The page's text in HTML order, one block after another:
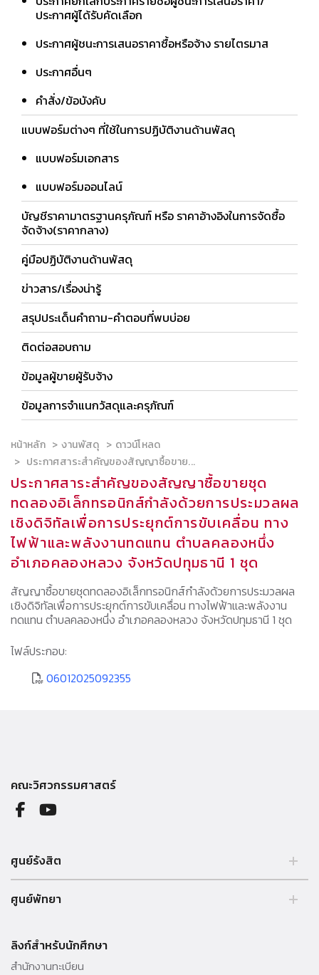
ประกาศผู้ได้รับคัดเลือก
ประกาศผู้ชนะการเสนอราคาซื้อหรือจ้าง รายไตรมาส
ประกาศอื่นๆ
คำสั่ง/ข้อบังคับ
แบบฟอร์มต่างๆ ที่ใช้ในการปฏิบัติงานด้านพัสดุ
แบบฟอร์มเอกสาร
แบบฟอร์มออนไลน์
บัญชีราคามาตรฐานครุภัณฑ์ หรือ ราคาอ้างอิงในการจัดซื้อ
จัดจ้าง(ราคากลาง)
คู่มือปฏิบัติงานด้านพัสดุ
ข่าวสาร/เรื่องน่ารู้
สรุปประเด็นคำถาม-คำตอบที่พบบ่อย
ติดต่อสอบถาม
ข้อมูลผู้ขายผู้รับจ้าง
ข้อมูลการจำแนกวัสดุและครุภัณฑ์
หน้าหลัก งานพัสดุ
ดาวน์โหลด
ประกาศสาระสำคัญของสัญญาซื้อขาย...
ประกาศสาระสำคัญของสัญญาซื้อขายชุด
ทดลองอิเล็กทรอนิกส์กำลังด้วยการประมวลผล
เชิงดิจิทัลเพื่อการประยุกต์การขับเคลื่อน ทาง
ไฟฟ้าและพลังงานทดแทน ตำบลคลองหนึ่ง
อำเภอคลองหลวง จังหวัดปทุมธานี 1 ชุด
สัญญาซื้อขายชุดทดลองอิเล็กทรอนิกส์กำลังด้วยการประมวลผล
เชิงดิจิทัลเพื่อการประยุกต์การขับเคลื่อน ทางไฟฟ้าและพลังงาน
ทดแทน ตำบลคลองหนึ่ง อำเภอคลองหลวง จังหวัดปทุมธานี 1 ชุด
ไฟล์ประกอบ:
06012025092355
คณะวิศวกรรมศาสตร์
ศูนย์รังสิต
99 หมู่ 18 ถ.พหลโยธิน คลองหลวง รังสิต ปทุมธานี 12121 ประเทศไทย.
Tel. 02 564 3001 -9
ศูนย์พัทยา
010 - 69 ต่อ 3000
ลิงก์สำหรับนักศึกษา
สำนักงานทะเบียน